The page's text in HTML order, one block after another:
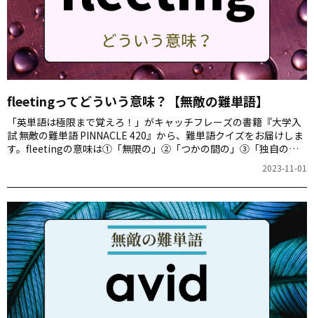
fleetingってどういう意味？【無敵の難単語】
「英単語は極限まで覚えろ！」がキャッチフレーズの書籍『大学入
試 無敵の難単語 PINNACLE 420』から、難単語クイズをお届けしま
す。fleetingの意味は①「無限の」②「つかの間の」③「独自の」
2023-11-01